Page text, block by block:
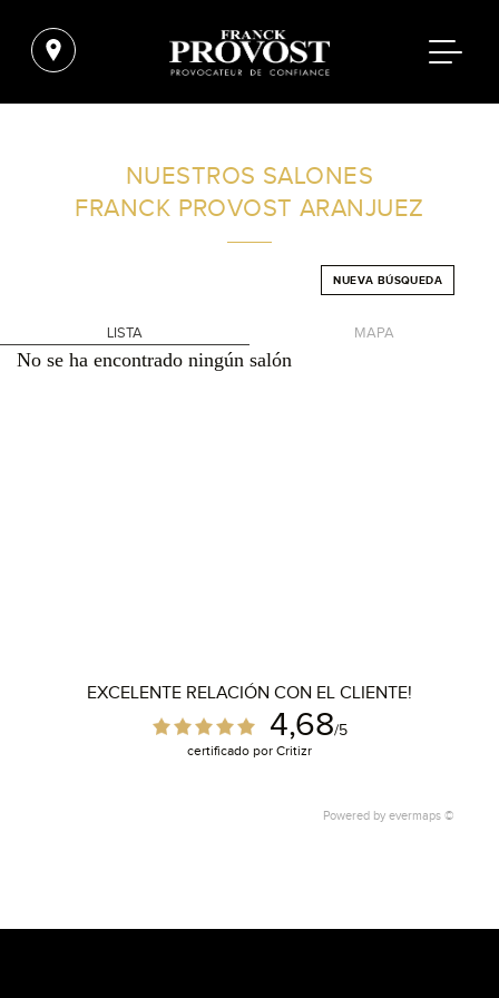
FILTROS AVANZADOS
NUESTROS SALONES
FRANCK PROVOST ARANJUEZ
NUEVA BÚSQUEDA
LISTA MAPA
No se ha encontrado ningún salón
EXCELENTE RELACIÓN CON EL CLIENTE!
4,68/5
certificado por Critizr
Powered by evermaps ©